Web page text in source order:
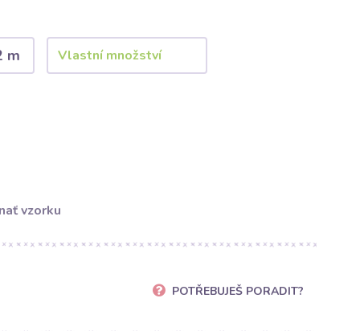
m
vzorku
POTŘEBUJEŠ PORADIT?